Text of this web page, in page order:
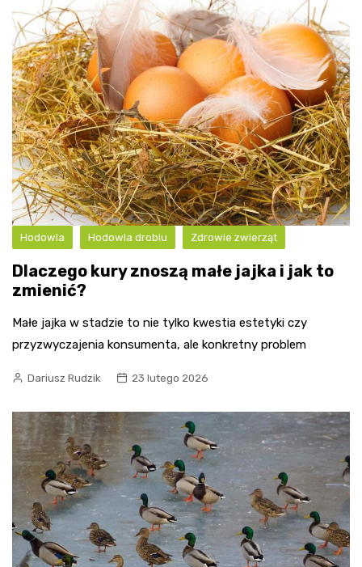
Hodowla Hodowla drobiu Zdrowie zwierząt
Dlaczego kury znoszą małe jajka i jak to
zmienić?
Małe jajka w stadzie to nie tylko kwestia estetyki czy
przyzwyczajenia konsumenta, ale konkretny problem
Dariusz Rudzik 23 lutego 2026